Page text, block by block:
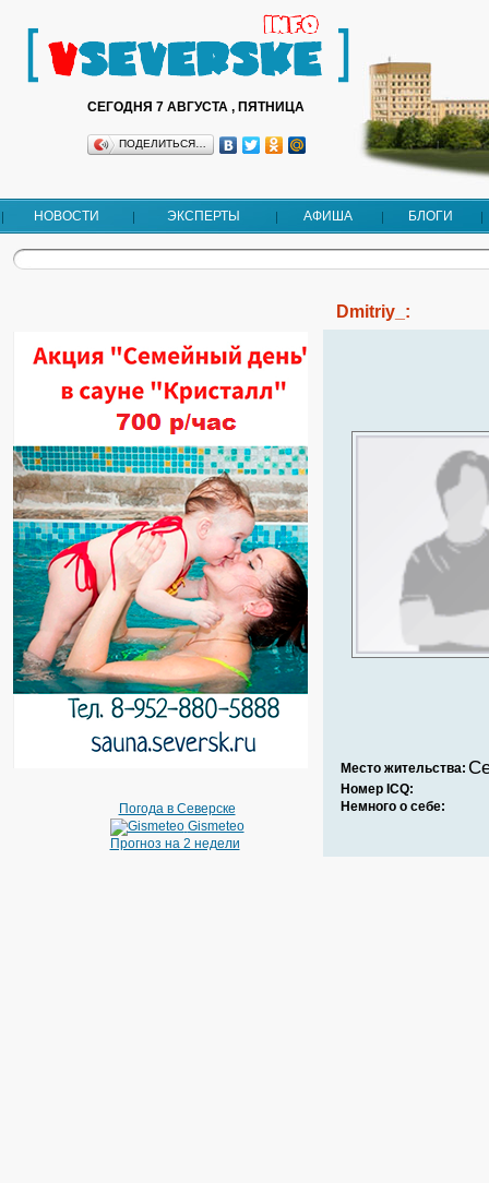
СЕГОДНЯ 7 АВГУСТА , ПЯТНИЦА
ПОДЕЛИТЬСЯ…
НОВОСТИ ЭКСПЕРТЫ АФИША БЛОГИ
Погода в Северске
Gismeteo
Прогноз на 2 недели
Dmitriy_:
Место жительства:
Номер ICQ:
Немного о себе: